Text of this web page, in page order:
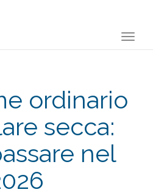
ordinario
secca:
nel